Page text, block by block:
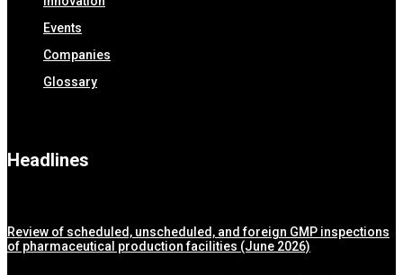
Events
Companies
Glossary
Headlines
Review of scheduled, unscheduled, and foreign GMP inspections
of pharmaceutical production facilities (June 2026)